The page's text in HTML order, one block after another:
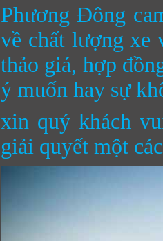
Phương Đông
về chất lượng xe
thảo giá, hợp
ý muốn hay sự
xin quý khách
giải quyết một